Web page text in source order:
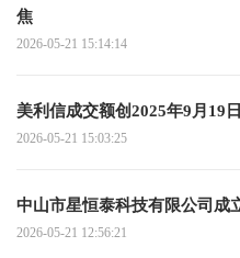
焦
2026-05-21 15:14:14
美利信成交额创2025年9月19
2026-05-21 15:03:25
中山市星恒泰科技有限公司成
2026-05-21 12:56:21